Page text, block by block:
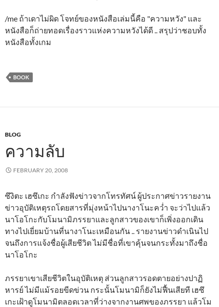
/me ถ้าเดาไม่ผิด โจทย์ของหนังสือเล่มนี้คือ "ความหวัง" และ
หนังสือก็ถ่ายทอดเรื่องราวแห่งความหวังได้ดี .. สรุปว่าชอบทั้ง
หนังสือทั้งเกม
BOOK
BLOG
ความลับ
FEBRUARY 20, 2008
ซึงิตะ เฮซึเกะ กำลังฟังข่าวจากโทรทัศน์ ผู้ประกาศข่าวรายงาน
ข่าวอุบัติเหตุรถโดยสารที่มุ่งหน้าไปนางาโนะคว่ำ จะว่าไปแล้ว
นาโอโกะกับโมนามิภรรยาและลูกสาวของเขาก็เพิ่งออกเดิน
ทางไปเยี่ยมบ้านที่นางาโนะเหมือนกัน .. รายงานข่าวดำเนินไป
จนถึงการแจ้งชื่อผู้เสียชีวิต ไม่มีชื่อที่เขาคุ้นจนกระทั้งมาถึงชื่อ
นาโอโกะ
ภรรยาเขาเสียชีวิตในอุบัติเหตุ ส่วนลูกสาวรอดตายอย่างปาฏิ
หารย์ ไม่มีแม้รอยขีดข่วน กระนั้นโมนามิก็ยังไม่ฟื้นเสียที เฮซึ
เกะเฝ้าดูโมนามิตลอดเวลาที่ว่างจากงานศพของภรรยา แล้วโม